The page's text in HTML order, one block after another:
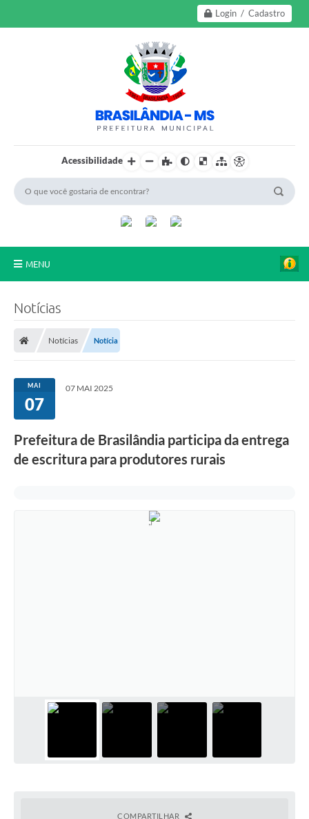
Login / Cadastro
Acessibilidade
MENU
Transparência
Câmara Municipal
e-SIC
Notícias
Notícias Notícia
MAI
07
07 MAI 2025
Prefeitura de Brasilândia participa da entrega
de escritura para produtores rurais
COMPARTILHAR